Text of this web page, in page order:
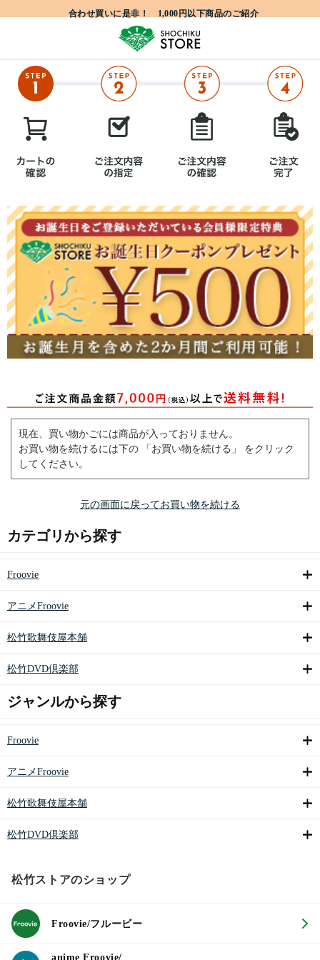
合わせ買いに是非！ 1,000円以下商品のご紹介
現在、買い物かごには商品が入っておりません。
お買い物を続けるには下の 「お買い物を続ける」 をクリック
してください。
元の画面に戻ってお買い物を続ける
カテゴリから探す
Froovie
アニメFroovie
松竹歌舞伎屋本舗
松竹DVD倶楽部
ジャンルから探す
Froovie
アニメFroovie
松竹歌舞伎屋本舗
松竹DVD倶楽部
松竹ストアのショップ
Froovie/フルービー
anime Froovie/